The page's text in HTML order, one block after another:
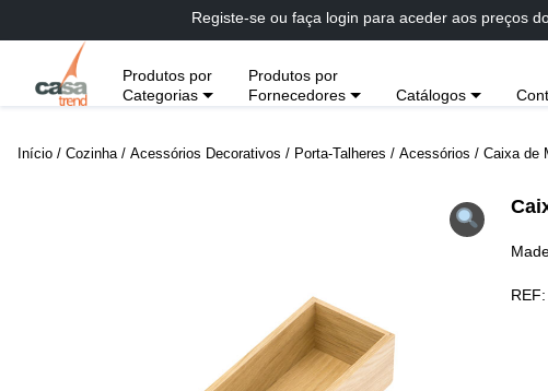
diretamente
conteúdo
Registe-se ou faça login para aceder aos preços
Produtos por
Categorias
Produtos por
Fornecedores
Catálogos
Início / Cozinha / Acessórios Decorativos / Porta-Talheres / Acessórios / Caixa de
REF: